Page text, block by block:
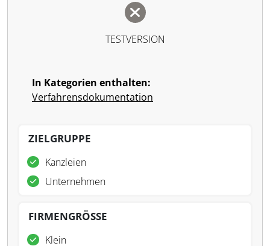
TESTVERSION
In Kategorien enthalten:
Verfahrensdokumentation
ZIELGRUPPE
Kanzleien
Unternehmen
FIRMENGRÖSSE
Klein